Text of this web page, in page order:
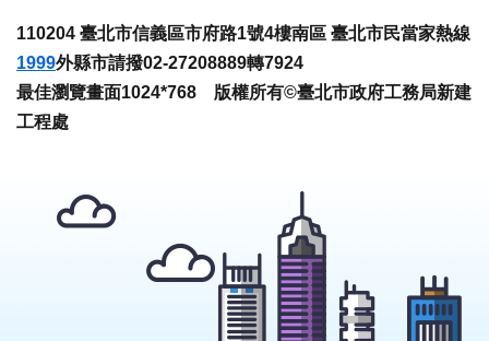
110204 臺北市信義區市府路1號4樓南區 臺北市民當家熱線
1999外縣市請撥02-27208889轉7924
最佳瀏覽畫面1024*768 版權所有©臺北市政府工務局新建
工程處